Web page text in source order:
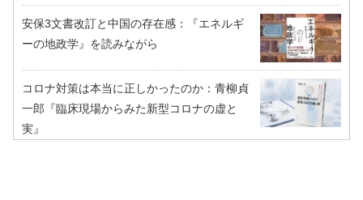
安保3文書改訂と中国の存在感：『エネルギ
ーの地政学』を読みながら
コロナ対策は本当に正しかったのか：青柳貞
一郎『臨床現場からみた新型コロナの虚と
実』